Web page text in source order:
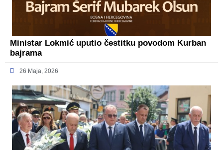
Ministar Lokmić uputio čestitku povodom Kurban
bajrama
26 Maja, 2026